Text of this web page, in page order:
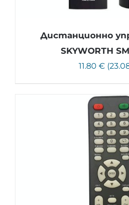
Дистанционно
SKYWORTH
11.80 €